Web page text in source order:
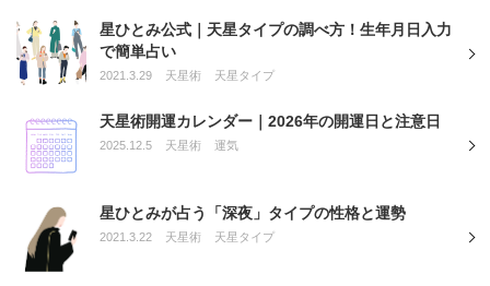
星ひとみ公式｜天星タイプの調べ方！生年月日入力
で簡単占い
2021.3.29 天星術 天星タイプ
天星術開運カレンダー｜2026年の開運日と注意日
2025.12.5 天星術 運気
星ひとみが占う「深夜」タイプの性格と運勢
2021.3.22 天星術 天星タイプ